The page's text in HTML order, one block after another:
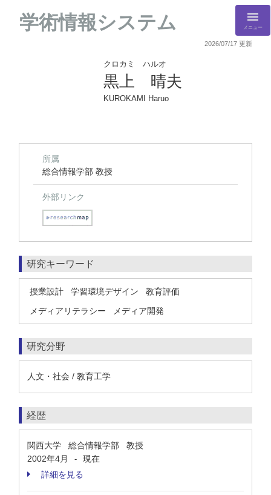
学術情報システム メニュー
2026/07/17 更新
クロカミ ハルオ
黒上 晴夫
KUROKAMI Haruo
所属
総合情報学部 教授
外部リンク
研究キーワード
授業設計 学習環境デザイン
教育評価
メディアリテラシー
メディア開発
研究分野
人文・社会 / 教育工学
経歴
関西大学 総合情報学部 教授
2002年4月
-
現在
詳細を見る